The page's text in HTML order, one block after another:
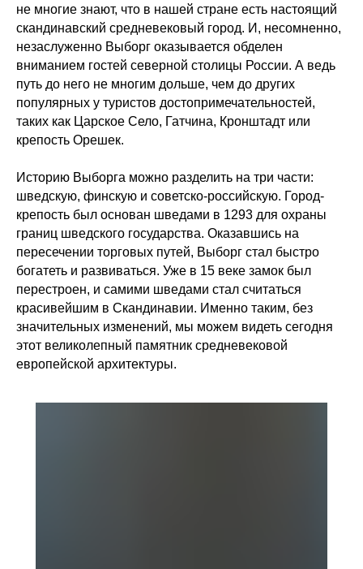
не многие знают, что в нашей стране есть настоящий
скандинавский средневековый город. И, несомненно,
незаслуженно Выборг оказывается обделен
вниманием гостей северной столицы России. А ведь
путь до него не многим дольше, чем до других
популярных у туристов достопримечательностей,
таких как Царское Село, Гатчина, Кронштадт или
крепость Орешек.
Историю Выборга можно разделить на три части:
шведскую, финскую и советско-российскую. Город-
крепость был основан шведами в 1293 для охраны
границ шведского государства. Оказавшись на
пересечении торговых путей, Выборг стал быстро
богатеть и развиваться. Уже в 15 веке замок был
перестроен, и самими шведами стал считаться
красивейшим в Скандинавии. Именно таким, без
значительных изменений, мы можем видеть сегодня
этот великолепный памятник средневековой
европейской архитектуры.